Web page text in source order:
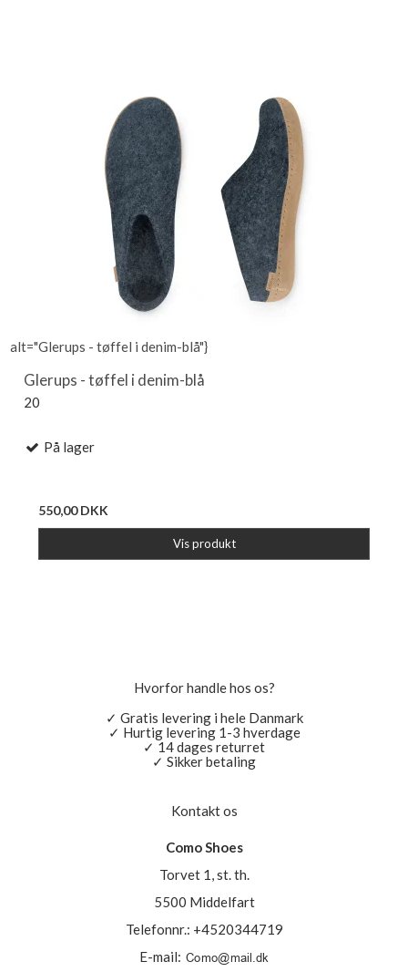
alt="Glerups - tøffel i denim-blå"}
Glerups - tøffel i denim-blå
20
På lager
550,00 DKK
Vis produkt
Hvorfor handle hos os?
✓ Gratis levering i hele Danmark
✓ Hurtig levering 1-3 hverdage
✓ 14 dages returret
✓ Sikker betaling
Kontakt os
Como Shoes
Torvet 1, st. th.
5500 Middelfart
Telefonnr.: +4520344719
E-mail: